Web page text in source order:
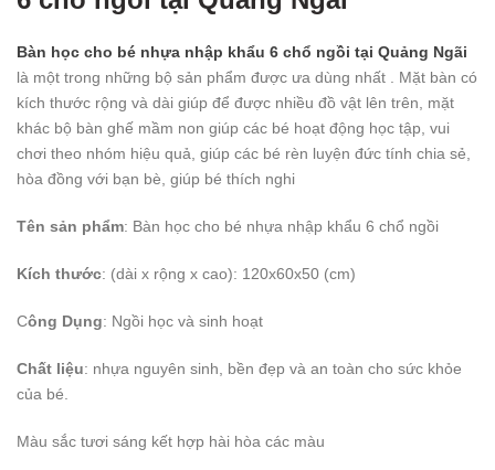
Bàn học cho bé nhựa nhập khẩu 6 chổ ngồi tại Quảng Ngãi
là một trong những bộ sản phẩm được ưa dùng nhất . Mặt bàn có
kích thước rộng và dài giúp để được nhiều đồ vật lên trên, mặt
khác bộ bàn ghế mầm non giúp các bé hoạt động học tập, vui
chơi theo nhóm hiệu quả, giúp các bé rèn luyện đức tính chia sẻ,
hòa đồng với bạn bè, giúp bé thích nghi
Tên sản phẩm: Bàn học cho bé nhựa nhập khẩu 6 chổ ngồi
Kích thước: (dài x rộng x cao): 120x60x50 (cm)
Công Dụng: Ngồi học và sinh hoạt
Chất liệu: nhựa nguyên sinh, bền đẹp và an toàn cho sức khỏe
của bé.
Màu sắc tươi sáng kết hợp hài hòa các màu